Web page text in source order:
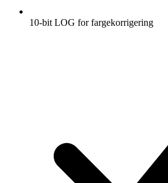
10-bit LOG for fargekorrigering